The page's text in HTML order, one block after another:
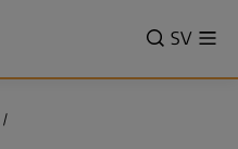
VALITSE
SV